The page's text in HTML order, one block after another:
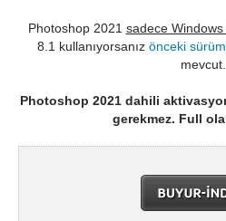
Photoshop 2021 sadece Windows
8.1 kullanıyorsanız önceki
mevcut.
Photoshop 2021 dahili
gerekmez. Full